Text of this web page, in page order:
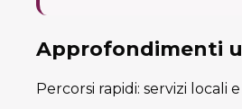
Approfondimenti
Percorsi rapidi: servizi locali